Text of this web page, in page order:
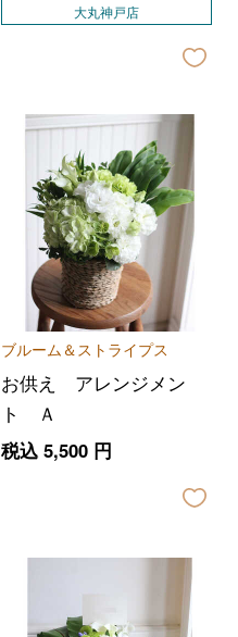
大丸神戸店
ブルーム＆ストライプス
お供え アレンジメン
ト Ａ
税込 5,500円